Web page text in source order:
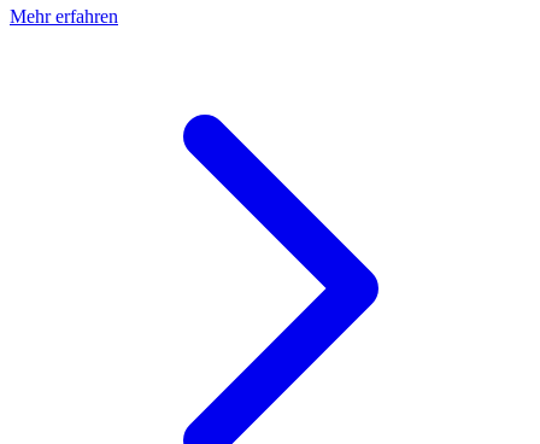
Mehr erfahren